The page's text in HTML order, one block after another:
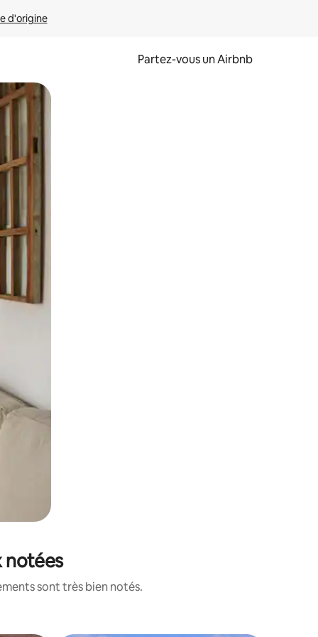
d'origine
Partez-vous un Airbnb
en les faisant glisser.
notées
sont très bien notés.